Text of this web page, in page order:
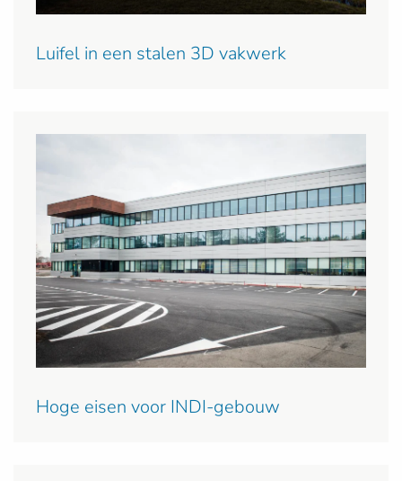
Luifel in een stalen 3D vakwerk
Hoge eisen voor INDI-gebouw